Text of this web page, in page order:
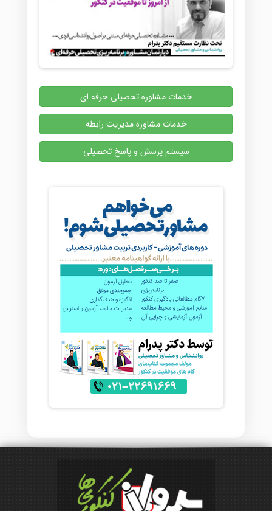
خدمات مشاوره تحصیلی حرفه ای
خدمات مشاوره مدیریت رابطه
سیستم پرسش و پاسخ تحصیلی